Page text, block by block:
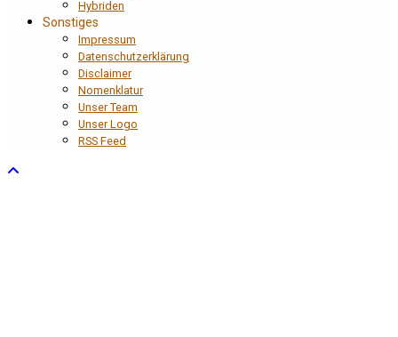
Hybriden
Sonstiges
Impressum
Datenschutzerklärung
Disclaimer
Nomenklatur
Unser Team
Unser Logo
RSS Feed